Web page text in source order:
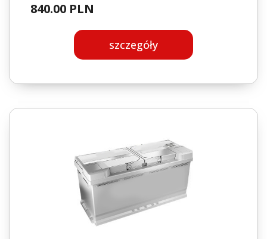
840.00 PLN
szczegóły